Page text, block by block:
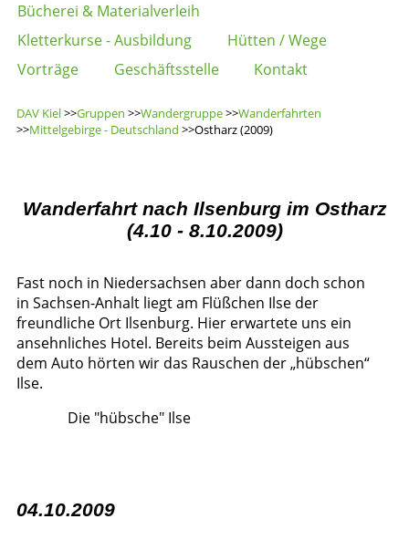
Bücherei & Materialverleih
Kletterkurse - Ausbildung
Hütten / Wege
Vorträge
Geschäftsstelle Kontakt
DAV Kiel>>Gruppen >>Wandergruppe>>Wanderfahrten
>>Mittelgebirge - Deutschland >>Ostharz (2009)
Wanderfahrt nach Ilsenburg im Ostharz
(4.10 - 8.10.2009)
Fast noch in Niedersachsen aber dann doch schon
in Sachsen-Anhalt liegt am Flüßchen Ilse der
freundliche Ort Ilsenburg. Hier erwartete uns ein
ansehnliches Hotel. Bereits beim Aussteigen aus
dem Auto hörten wir das Rauschen der „hübschen“
Ilse.
Die "hübsche" Ilse
04.10.2009